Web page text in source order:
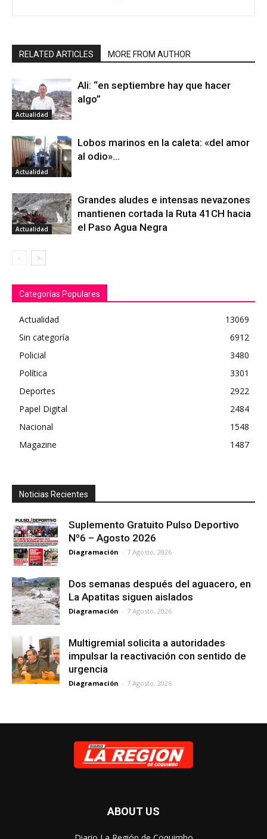
RELATED ARTICLES MORE FROM AUTHOR
Actualidad
Ali: “en septiembre hay que hacer
algo”
Actualidad
Lobos marinos en la caleta: «del amor
al odio»…
Actualidad
Grandes aludes e intensas nevazones
mantienen cortada la Ruta 41CH hacia
el Paso Agua Negra
Categorías Populares
Actualidad
13069
Sin categoría
6912
Policial
3480
Política
3301
Deportes
2922
Papel Digital
2484
Nacional
1548
Magazine
1487
Noticias Recientes
Suplemento Gratuito Pulso Deportivo
Nº6 – Agosto 2026
Diagramación - 7 Agosto, 2026
Dos semanas después del aguacero, en
La Apatitas siguen aislados
Diagramación - 7 Agosto, 2026
Multigremial solicita a autoridades
impulsar la reactivación con sentido de
urgencia
Diagramación - 7 Agosto, 2026
ABOUT US